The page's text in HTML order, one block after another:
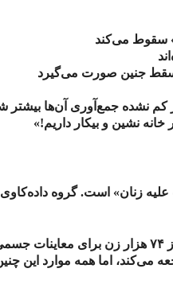
سقوط می‌کند
جنین صورت می‌گیرد
کم نشده جمع‌آوری آن‌ها بیشتر
خانه نشین و بیکار داریم!»
علیه زنان» است. گروه
۷۴ هزار زن برای معاینات
می‌کند، اما همه موارد این